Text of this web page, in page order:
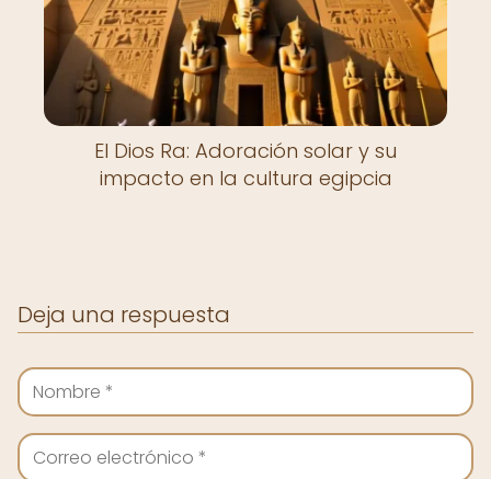
El Dios Ra: Adoración solar y su
impacto en la cultura egipcia
Deja una respuesta